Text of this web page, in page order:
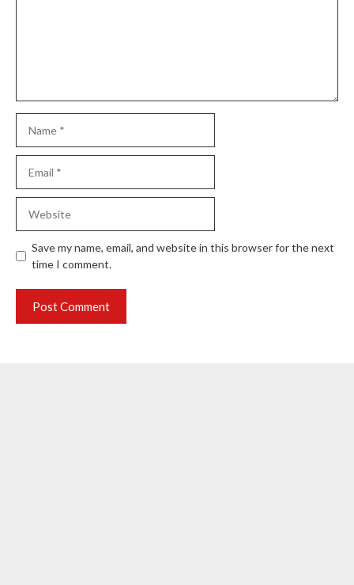
Save my name, email, and website in this browser for the next
time I comment.